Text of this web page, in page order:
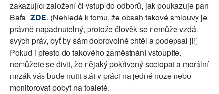
zakazující založení či vstup do odborů, jak poukazuje pan
Baťa ZDE. (Nehledě k tomu, že obsah takové smlouvy je
právně napadnutelný, protože člověk se nemůže vzdát
svých práv, byť by sám dobrovolně chtěl a podepsal ji!)
Pokud i přesto do takového zaměstnání vstoupíte,
nemůžete se divit, že nějaký pokřivený sociopat a morální
mrzák vás bude nutit stát v práci na jedné noze nebo
monitorovat pobyt na toaletě.